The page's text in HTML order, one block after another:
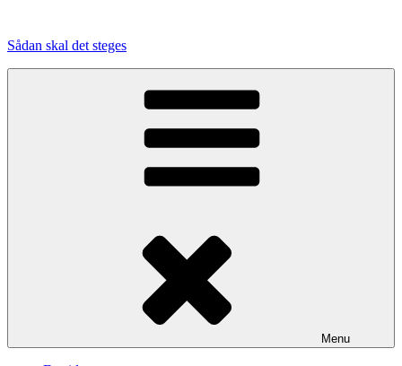
indhold
Sådan skal det steges
Menu